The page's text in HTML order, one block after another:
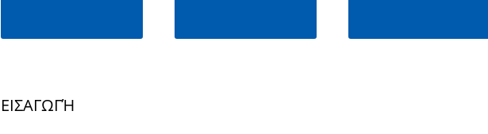
ΕΙΣΑΓΩΓΉ